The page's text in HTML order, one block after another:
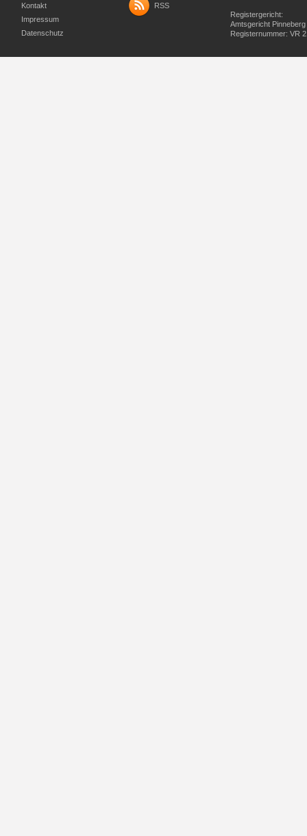
Kontakt
Impressum
Datenschutz
RSS
Registergericht:
Amtsgericht Pinneberg
Registernummer: VR